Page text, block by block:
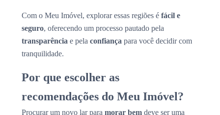
Com o Meu Imóvel, explorar essas regiões é fácil e
seguro, oferecendo um processo pautado pela
transparência e pela confiança para você decidir com
tranquilidade.
Por que escolher as
recomendações do Meu Imóvel?
Procurar um novo lar para morar bem deve ser uma